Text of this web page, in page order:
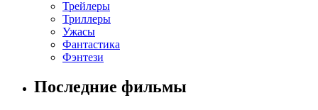
Трейлеры
Триллеры
Ужасы
Фантастика
Фэнтези
Последние фильмы